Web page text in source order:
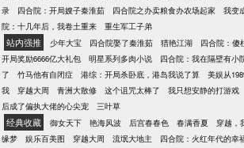
录
四合院：开局嫂子秦淮茹 四合院之办卖粮食办农场起家 我变
院：十几年后，我卷土重来
重生军工子弟
站内强推 少年大宝 四合院娶了秦淮茹 猎艳江湖 四合院：傻
开局奖励6666亿大礼包
明星系列多肉小说 四合院：我在隔壁有小
了
竹马他有自闭症 港综：开局杀卧底，港岛我说了算 美娱从
我
穿越大周 青洲大散修 这个诅咒太棒了 我只想安静的打游戏
后成了偏执大佬的心尖宠
三叶草
经典收藏 御女天下 艳海风波 后宫春春色 春满香夏 穿越，
缘梦
娱乐百美图 穿越大周 流氓大地主 四合院：火红年代的幸